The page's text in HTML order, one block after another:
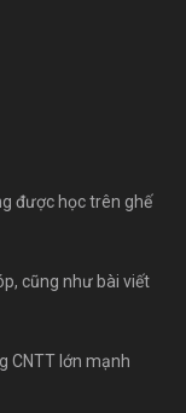
được học trên ghế
cũng như bài viết
CNTT lớn mạnh